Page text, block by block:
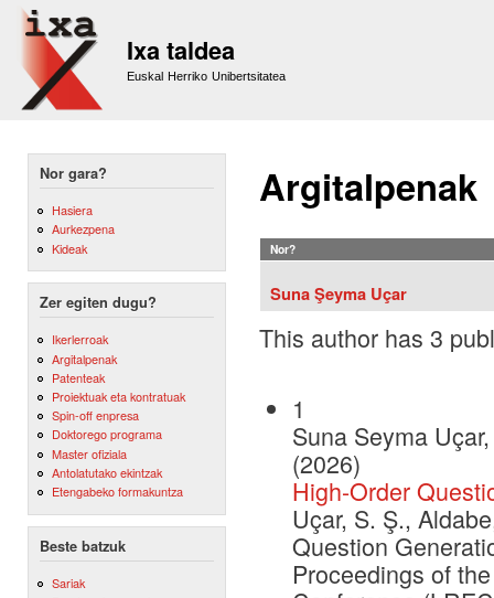
Ixa taldea
Euskal Herriko Unibertsitatea
Nor gara?
Hasiera
Aurkezpena
Kideak
Zer egiten dugu?
Ikerlerroak
Argitalpenak
Patenteak
Proiektuak eta kontratuak
Spin-off enpresa
Doktorego programa
Master ofiziala
Antolatutako ekintzak
Etengabeko formakuntza
Beste batzuk
Sariak
Argitalpenak
Nor?
Suna Şeyma Uçar
This author has 3
1
Suna Seyma
(2026)
High-Order
Uçar, S. Ş.,
Question
Proceedings of